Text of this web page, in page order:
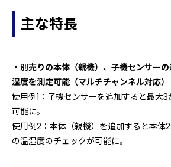
主な特長
・別売りの本体（親機）、子機センサー
湿度を測定可能（マルチチャンネル対応）
使用例1：子機センサーを追加すると最大
可能に。
使用例2：本体（親機）を追加すると本体
の温湿度のチェックが可能に。